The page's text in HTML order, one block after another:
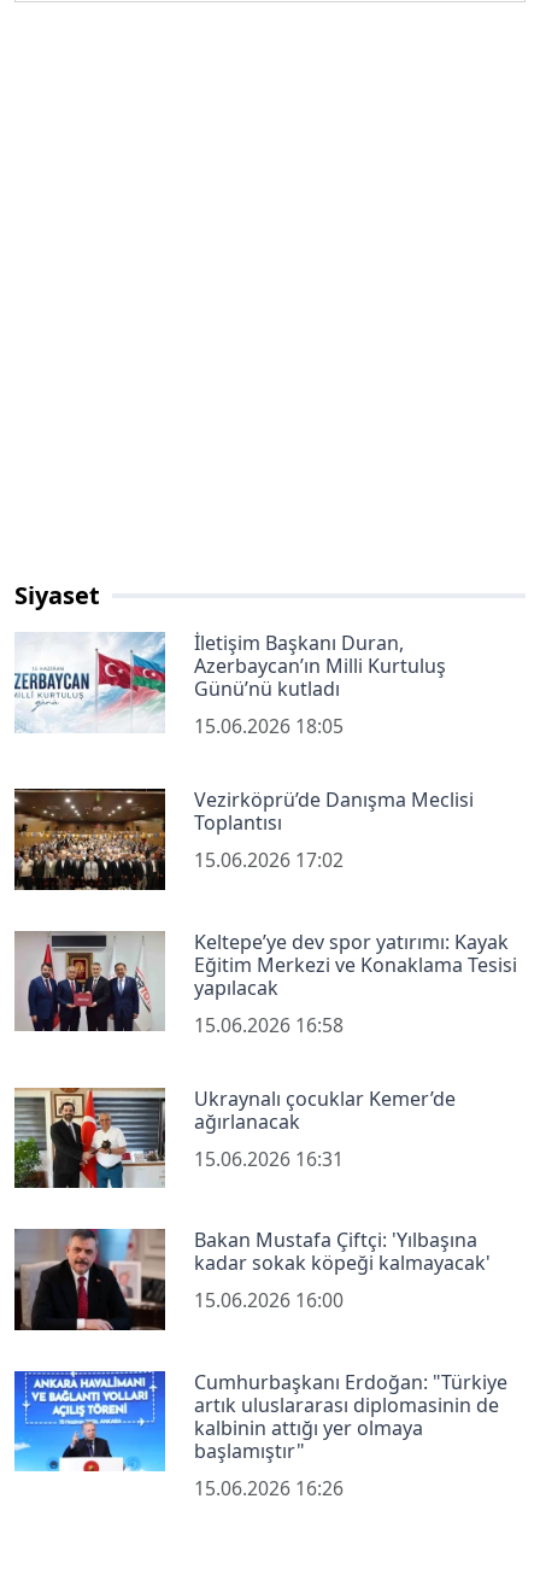
Siyaset
İletişim Başkanı Duran,
Azerbaycan’ın Milli Kurtuluş
Günü’nü kutladı
15.06.2026 18:05
Vezirköprü’de Danışma Meclisi
Toplantısı
15.06.2026 17:02
Keltepe’ye dev spor yatırımı: Kayak
Eğitim Merkezi ve Konaklama Tesisi
yapılacak
15.06.2026 16:58
Ukraynalı çocuklar Kemer’de
ağırlanacak
15.06.2026 16:31
Bakan Mustafa Çiftçi: 'Yılbaşına
kadar sokak köpeği kalmayacak'
15.06.2026 16:00
Cumhurbaşkanı Erdoğan: "Türkiye
artık uluslararası diplomasinin de
kalbinin attığı yer olmaya
başlamıştır"
15.06.2026 16:26